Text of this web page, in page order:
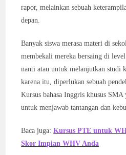
rapor, melainkan sebuah
depan.
Banyak siswa merasa materi di
membekali mereka bersaing di
nanti atau untuk melanjutkan studi
karena itu, diperlukan sebuah
Kursus bahasa Inggris khusus
untuk menjawab tantangan dan
Baca juga:Kursus PTE untuk
Skor Impian WHV Anda